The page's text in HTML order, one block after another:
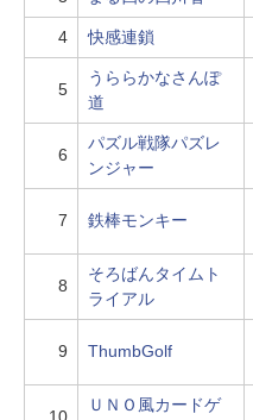
4 快感連鎖
5
うららかなさんぽ
道
6
パズル戦隊パズレ
ンジャー
7 鉄棒モンキー
8
そろばんタイムト
ライアル
9 ThumbGolf
ＵＮＯ風カードゲ